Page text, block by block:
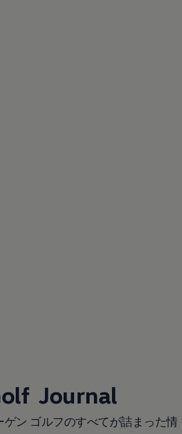
Journal
ゲン ゴルフのすべてが詰まった情